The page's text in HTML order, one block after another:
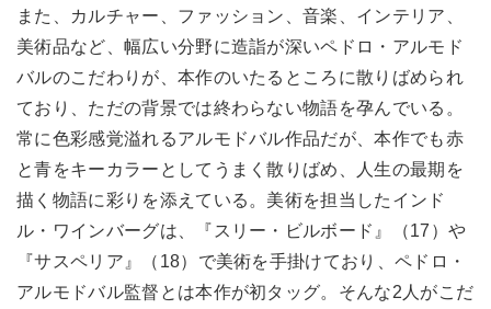
また、カルチャー、ファッション、音楽、インテリア、
美術品など、幅広い分野に造詣が深いペドロ・アルモド
バルのこだわりが、本作のいたるところに散りばめられ
ており、ただの背景では終わらない物語を孕んでいる。
常に色彩感覚溢れるアルモドバル作品だが、本作でも赤
と青をキーカラーとしてうまく散りばめ、人生の最期を
描く物語に彩りを添えている。美術を担当したインド
ル・ワインバーグは、『スリー・ビルボード』（17）や
『サスペリア』（18）で美術を手掛けており、ペドロ・
アルモドバル監督とは本作が初タッグ。そんな2人がこだ